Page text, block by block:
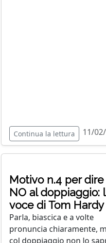
Continua la lettura 11/
Motivo n.4 per dire
NO al doppiaggio:
voce di Tom Hardy
Parla, biascica e a volte
pronuncia chiaramente,
col doppiaggio non lo